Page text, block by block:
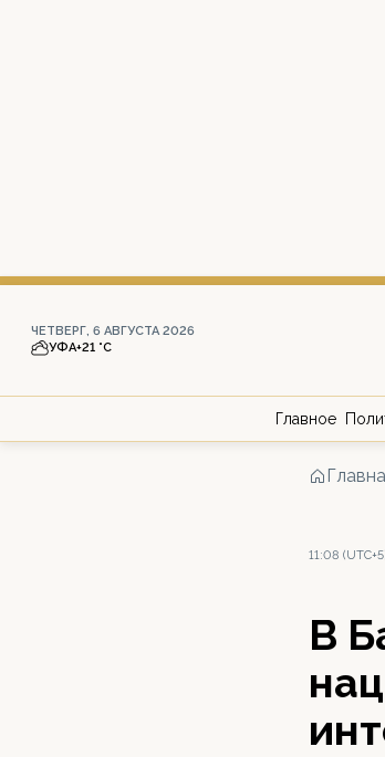
ЧЕТВЕРГ, 6 АВГУСТА 2026
УФА+21 °С
Главное
11:08
В